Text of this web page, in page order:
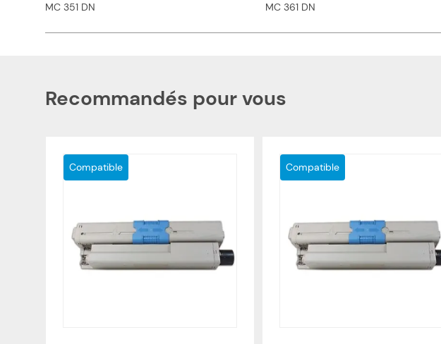
MC 351 DN MC 361 DN
Recommandés pour vous
Compatible Compatible